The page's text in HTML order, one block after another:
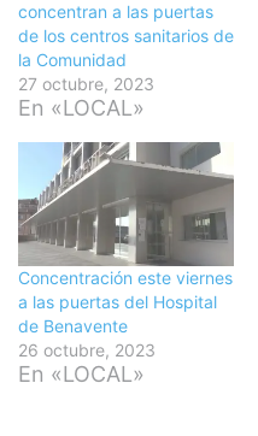
concentran a las puertas
de los centros sanitarios de
la Comunidad
27 octubre, 2023
En «LOCAL»
Concentración este viernes
a las puertas del Hospital
de Benavente
26 octubre, 2023
En «LOCAL»